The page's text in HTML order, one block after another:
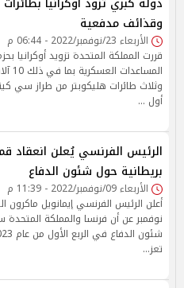
وقذائف مدفعية
الأربعاء 23/نوفمبر/2022 - 06:44 م
قررت المملكة المتحدة تزويد أوكرانيا
وثلاث طائرات هليكوبتر من طراز سي
أول …
الرئيس الفرنسي يُعلن انعقاد
بريطانية حول شئون الدفاع
الأربعاء 09/نوفمبر/2022 - 11:39 م
نوفمبر عن أن فرنسا والمملكة
تعز…